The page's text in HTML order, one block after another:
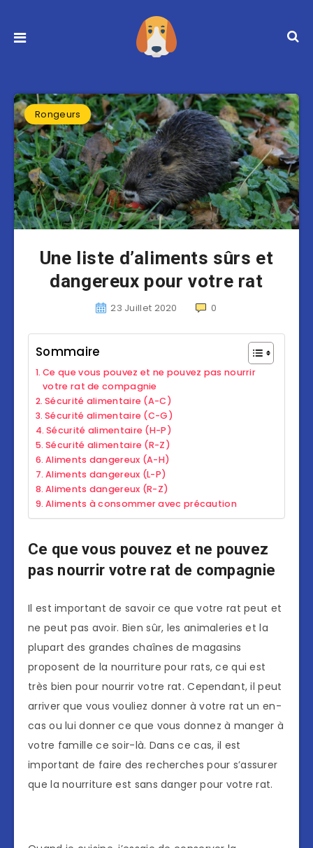
Rongeurs
Une liste d’aliments sûrs et
dangereux pour votre rat
23 Juillet 2020 0
Sommaire
Ce que vous pouvez et ne pouvez pas nourrir
votre rat de compagnie
Sécurité alimentaire (A-C)
Sécurité alimentaire (C-G)
Sécurité alimentaire (H-P)
Sécurité alimentaire (R-Z)
Aliments dangereux (A-H)
Aliments dangereux (L-P)
Aliments dangereux (R-Z)
Aliments à consommer avec précaution
Ce que vous pouvez et ne pouvez
pas nourrir votre rat de compagnie
Il est important de savoir ce que votre rat peut et
ne peut pas avoir. Bien sûr, les animaleries et la
plupart des grandes chaînes de magasins
proposent de la nourriture pour rats, ce qui est
très bien pour nourrir votre rat. Cependant, il peut
arriver que vous vouliez donner à votre rat un en-
cas ou lui donner ce que vous donnez à manger à
votre famille ce soir-là. Dans ce cas, il est
important de faire des recherches pour s’assurer
que la nourriture est sans danger pour votre rat.